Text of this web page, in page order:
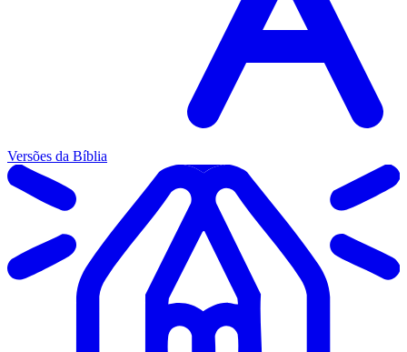
Versões da Bíblia